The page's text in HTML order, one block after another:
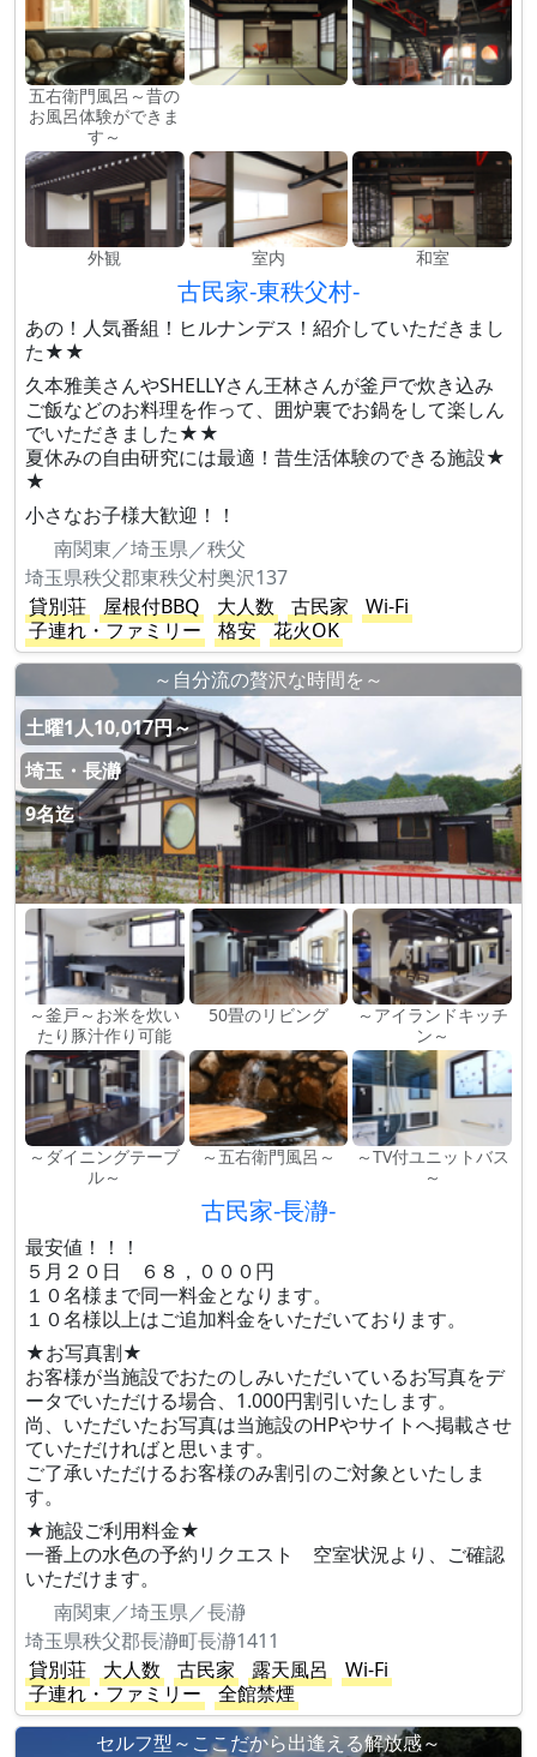
五右衛門風呂～昔の
お風呂体験ができま
す～
外観 室内 和室
古民家-東秩父村-
あの！人気番組！ヒルナンデス！紹介していただきまし
た★★
久本雅美さんやSHELLYさん王林さんが釜戸で炊き込み
ご飯などのお料理を作って、囲炉裏でお鍋をして楽しん
でいただきました★★
夏休みの自由研究には最適！昔生活体験のできる施設★
★
小さなお子様大歓迎！！
南関東／埼玉県／秩父
埼玉県秩父郡東秩父村奥沢137
貸別荘
屋根付BBQ 大人数 古民家
Wi-Fi
子連れ・ファミリー
格安
花火OK
～自分流の贅沢な時間を～
土曜1人10,017円～
埼玉・長瀞
9名迄
～釜戸～お米を炊い
たり豚汁作り可能
50畳のリビング
～アイランドキッチ
ン～
～ダイニングテーブ
ル～
～五右衛門風呂～
～TV付ユニットバス
～
古民家-長瀞-
最安値！！！
５月２０日 ６８，０００円
１０名様まで同一料金となります。
１０名様以上はご追加料金をいただいております。
★お写真割★
お客様が当施設でおたのしみいただいているお写真をデ
ータでいただける場合、1.000円割引いたします。
尚、いただいたお写真は当施設のHPやサイトへ掲載させ
ていただければと思います。
ご了承いただけるお客様のみ割引のご対象といたしま
す。
★施設ご利用料金★
一番上の水色の予約リクエスト 空室状況より、ご確認
いただけます。
南関東／埼玉県／長瀞
埼玉県秩父郡長瀞町長瀞1411
貸別荘
大人数 古民家 露天風呂
Wi-Fi
子連れ・ファミリー
全館禁煙
セルフ型～ここだから出逢える解放感～